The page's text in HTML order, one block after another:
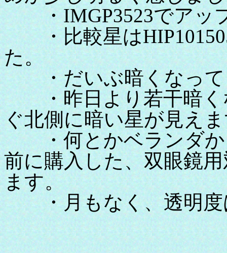
・IMGP3523でアッ
・比較星は
た。
・だいぶ暗くなって
・昨日より若干暗く
ぐ北側に暗い星が見え
・何とかベランダか
前に購入した、双眼鏡
ます。
・月もなく、透明度